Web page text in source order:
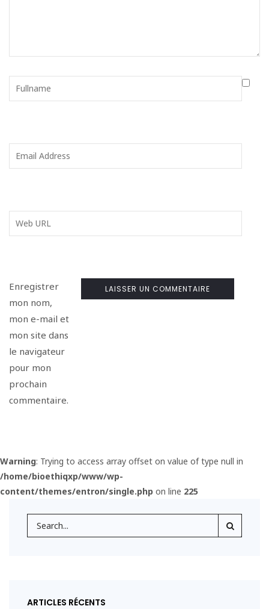
Enregistrer
mon nom,
mon e-mail et
mon site dans
le navigateur
pour mon
prochain
commentaire.
Warning: Trying to access array offset on value of type null in
/home/bioethiqxp/www/wp-
content/themes/entron/single.php on line 225
ARTICLES RÉCENTS